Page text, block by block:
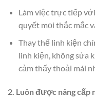
Làm việc trực tiếp
quyết mọi thắc mắc
Thay thế linh kiện
linh kiện, không sửa
cảm thấy thoải mái
2. Luôn được nâng cấp